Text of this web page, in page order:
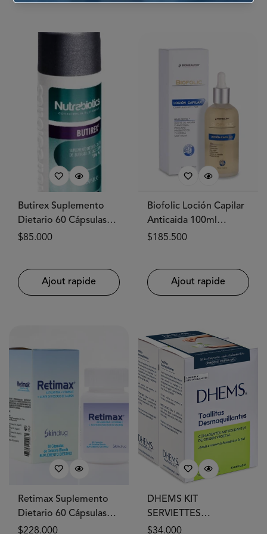
Butirex Suplemento
Dietario 60 Cápsulas
NUTRABIOTICS®
Prix
$85.000
Ajout rapide
Biofolic Loción Capilar
Anticaida 100ml
BIOHEALTHY®
Prix
$185.500
Ajout rapide
Retimax Suplemento
Dietario 60 Cápsulas
SKINDRUG®
Prix
$228.000
DHEMS KIT
SERVIETTES
DÉMAQUILLANTES
Prix
$34.000